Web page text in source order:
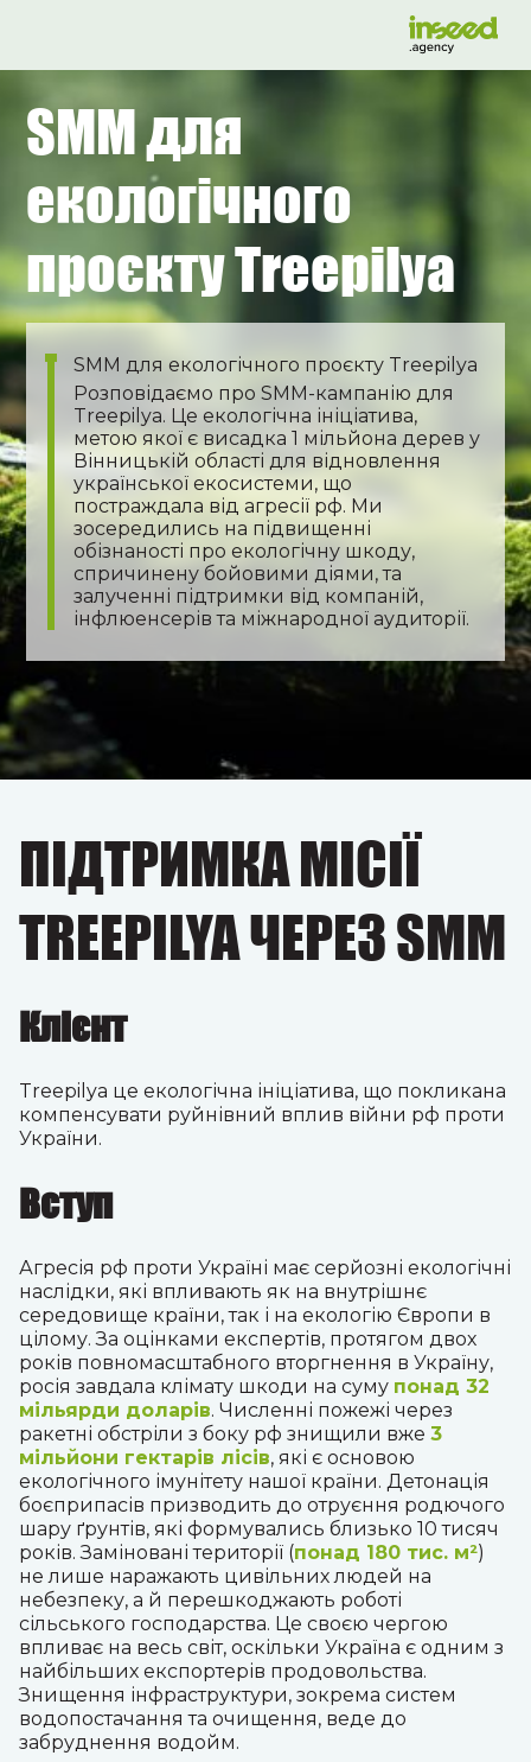
SMM для
екологічного
проєкту Treepilya
SMM для екологічного проєкту Treepilya
Розповідаємо про SMM-кампанію для
Treepilya. Це екологічна ініціатива,
метою якої є висадка 1 мільйона дерев у
Вінницькій області для відновлення
української екосистеми, що
постраждала від агресії рф. Ми
зосередились на підвищенні
обізнаності про екологічну шкоду,
спричинену бойовими діями, та
залученні підтримки від компаній,
інфлюенсерів та міжнародної аудиторії.
ПІДТРИМКА МІСІЇ
TREEPILYA ЧЕРЕЗ SMM
Клієнт
Treepilya це екологічна ініціатива, що покликана
компенсувати руйнівний вплив війни рф проти
України.
Вступ
Агресія рф проти Україні має серйозні екологічні
наслідки, які впливають як на внутрішнє
середовище країни, так і на екологію Європи в
цілому. За оцінками експертів, протягом двох
років повномасштабного вторгнення в Україну,
росія завдала клімату шкоди на суму понад 32
мільярди доларів. Численні пожежі через
ракетні обстріли з боку рф знищили вже 3
мільйони гектарів лісів, які є основою
екологічного імунітету нашої країни. Детонація
боєприпасів призводить до отруєння родючого
шару ґрунтів, які формувались близько 10 тисяч
років. Заміновані території (понад 180 тис. м²)
не лише наражають цивільних людей на
небезпеку, а й перешкоджають роботі
сільського господарства. Це своєю чергою
впливає на весь світ, оскільки Україна є одним з
найбільших експортерів продовольства.
Знищення інфраструктури, зокрема систем
водопостачання та очищення, веде до
забруднення водойм.